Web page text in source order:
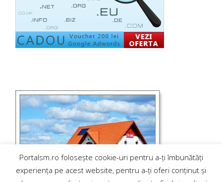
Portalsm.ro folosește cookie-uri pentru a-ți îmbunătăți
experiența pe acest website, pentru a-ți oferi conținut și